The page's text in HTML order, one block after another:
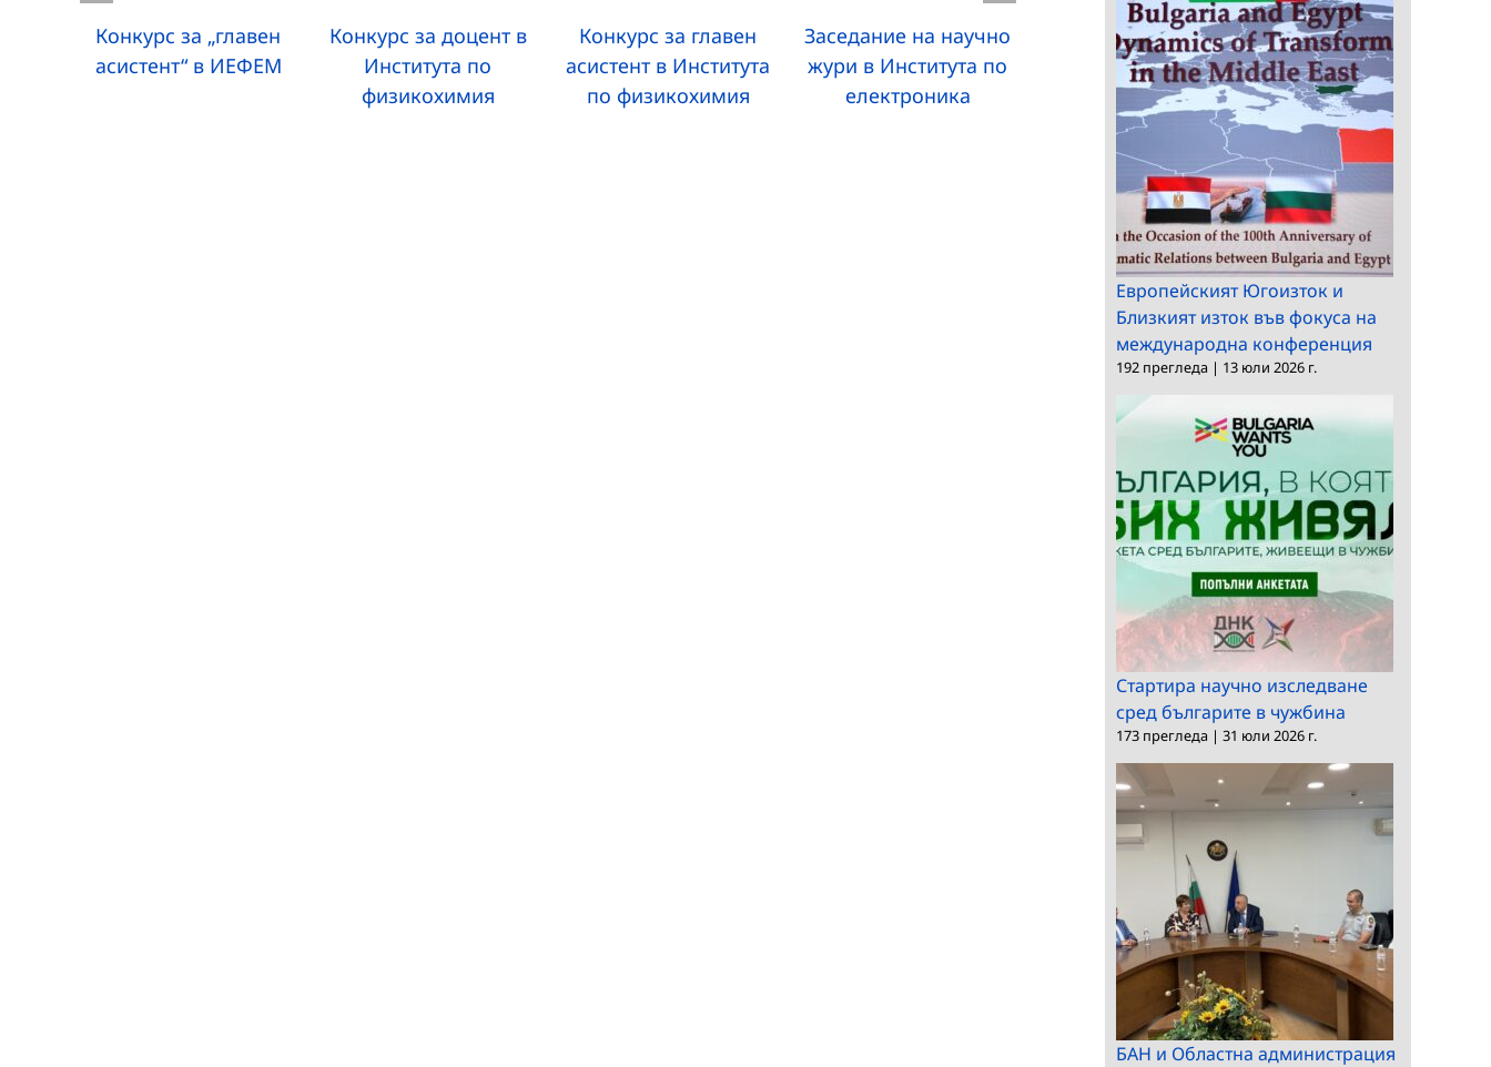
Конкурс за „главен
асистент“ в ИЕФЕМ
Конкурс за доцент в
Института по
физикохимия
Конкурс за главен
асистент в Института
по физикохимия
Заседание на научно
жури в Института по
електроника
Конкурс за главен
асистент в ИЕФЕМ
Заседание на научно
жури в ИМИ
Европейският Югоизток и
Близкият изток във фокуса на
международна конференция
192 прегледа | 13 юли 2026 г.
Стартира научно изследване
сред българите в чужбина
173 прегледа | 31 юли 2026 г.
БАН и Областна администрация